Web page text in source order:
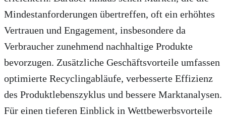
Mindestanforderungen übertreffen, oft ein erhöhtes
Vertrauen und Engagement, insbesondere da
Verbraucher zunehmend nachhaltige Produkte
bevorzugen. Zusätzliche Geschäftsvorteile umfassen
optimierte Recyclingabläufe, verbesserte Effizienz
des Produktlebenszyklus und bessere Marktanalysen.
Für einen tieferen Einblick in Wettbewerbsvorteile